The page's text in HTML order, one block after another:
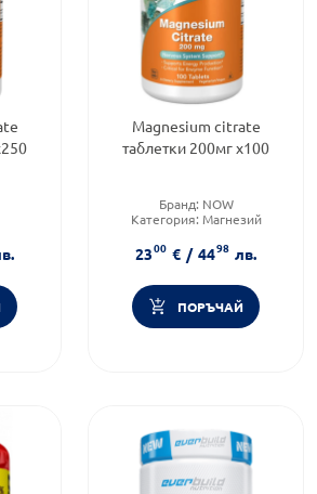
Magnesium citrate
таблетки 200мг х100
Бранд: NOW
Категория: Магнезий
2300 € / 4498 лв.
ПОРЪЧАЙ